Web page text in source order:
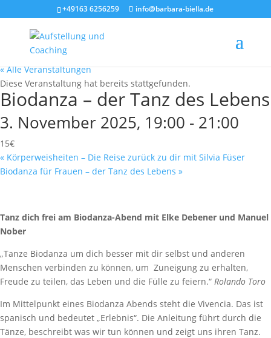
+49163 6256259 info@barbara-biella.de
« Alle Veranstaltungen
Diese Veranstaltung hat bereits stattgefunden.
Biodanza – der Tanz des Lebens
3. November 2025, 19:00 - 21:00
15€
« Körperweisheiten – Die Reise zurück zu dir mit Silvia Füser
Biodanza für Frauen – der Tanz des Lebens »
Tanz dich frei am Biodanza-Abend mit Elke Debener und Manuel
Nober
„Tanze Biodanza um dich besser mit dir selbst und anderen
Menschen verbinden zu können, um Zuneigung zu erhalten,
Freude zu teilen, das Leben und die Fülle zu feiern.“ Rolando Toro
Im Mittelpunkt eines Biodanza Abends steht die Vivencia. Das ist
spanisch und bedeutet „Erlebnis“. Die Anleitung führt durch die
Tänze, beschreibt was wir tun können und zeigt uns ihren Tanz.